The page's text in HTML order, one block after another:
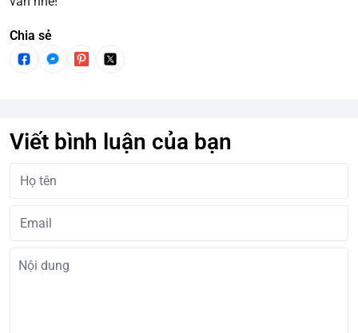
Chia sẻ
Viết bình luận của bạn